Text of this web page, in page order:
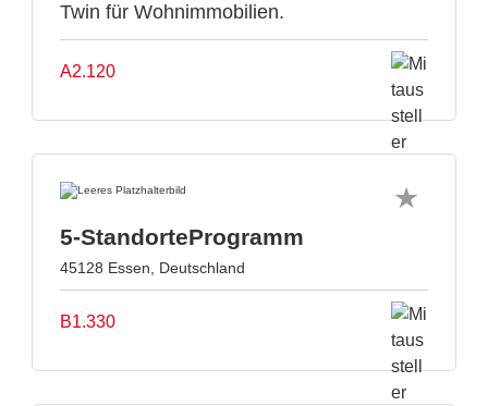
Twin für Wohnimmobilien.
A2.120
5-StandorteProgramm
45128 Essen, Deutschland
B1.330